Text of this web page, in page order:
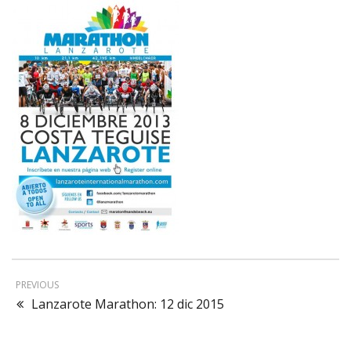
PREVIOUS
Lanzarote Marathon: 12 dic 2015